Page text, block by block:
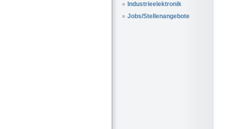
Industrieelektronik
Jobs/Stellenangebote